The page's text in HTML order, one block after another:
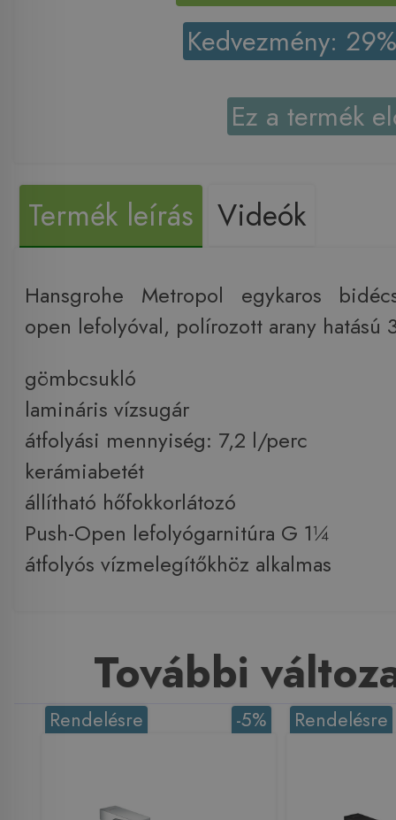
Kedvezmény:
Ez a termék
Termék leírás Videók
Hansgrohe Metropol egykaros
open lefolyóval, polírozott arany hatású
gömbcsukló
lamináris vízsugár
átfolyási mennyiség: 7,2 l/perc
kerámiabetét
állítható hőfokkorlátozó
Push-Open lefolyógarnitúra G 1¼
átfolyós vízmelegítőkhöz alkalmas
További
-5%
Rendelésre Rendelésre